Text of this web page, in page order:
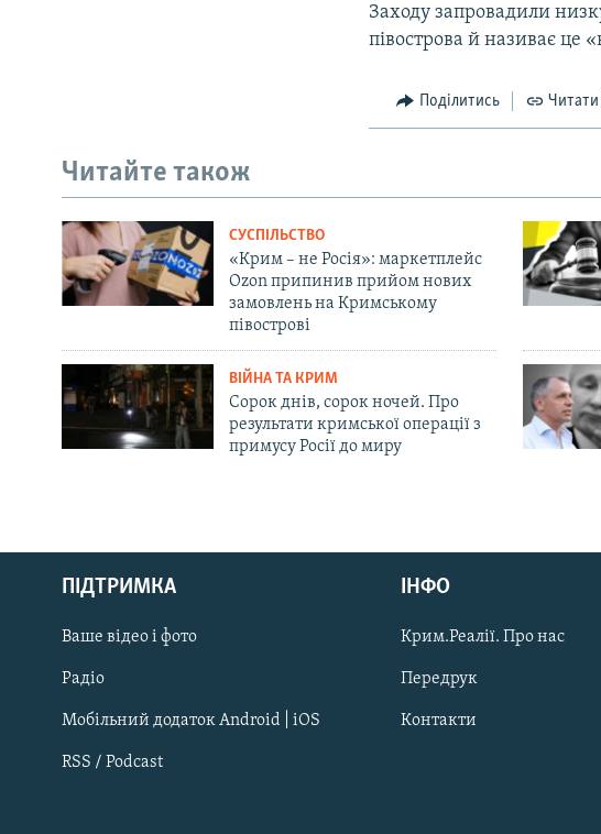
Русский
Qırımtatar
ДОЛУЧАЙСЯ!
Заходу запровадили
півострова й називає це
Поділитись Читати
Читайте також
СУСПІЛЬСТВО
«Крим – не Росія»: маркетплейс
Ozon припинив прийом нових
замовлень на Кримському
півострові
ВІЙНА ТА КРИМ
Сорок днів, сорок ночей. Про
результати кримської операції з
примусу Росії до миру
ПІДТРИМКА
Ваше відео і фото
Радіо
Мобільний додаток Android | iOS
RSS / Podcast
ІНФО
Крим.Реалії. Про нас
Передрук
Контакти